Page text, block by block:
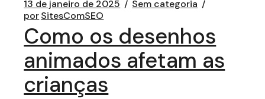
13 de janeiro de 2025
Sem categoria
porSitesComSEO
Como os desenhos
animados afetam as
crianças